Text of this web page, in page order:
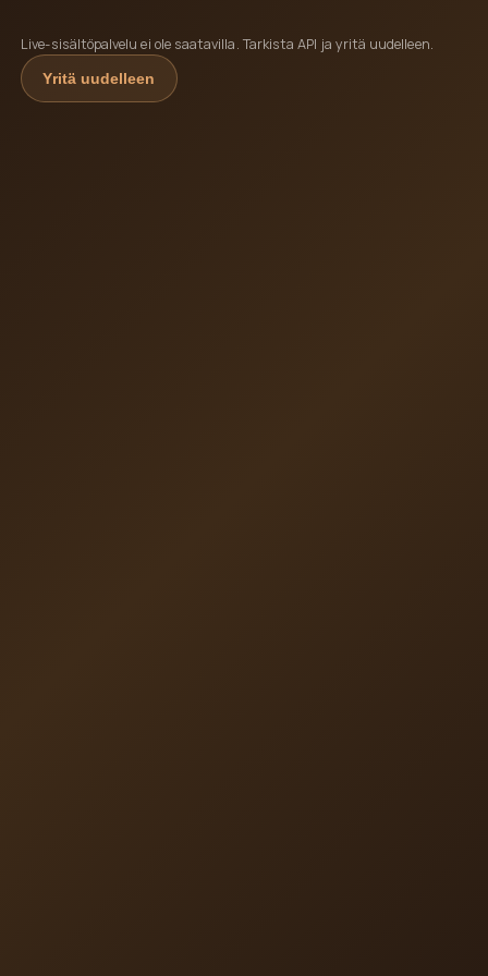
Live-sisältöpalvelu ei ole saatavilla. Tarkista API ja yritä uudelleen.
Yritä uudelleen